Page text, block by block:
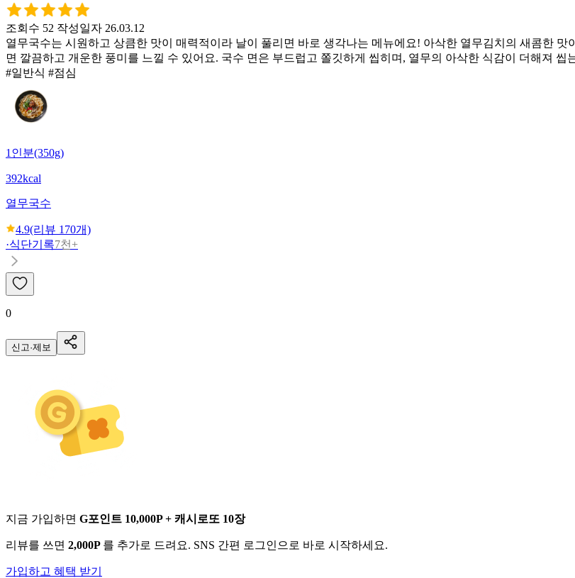
조회수 52 작성일자 26.03.12
열무국수는 시원하고 상큼한 맛이 매력적이라 날이 풀리면 바로 생각나는 메뉴에요! 아삭한 열무김치의 새콤한
면 깔끔하고 개운한 풍미를 느낄 수 있어요. 국수 면은 부드럽고 쫄깃하게 씹히며, 열무의 아삭한 식감이 더해져
#일반식 #점심
1인분(350g)
392kcal
열무국수
4.9(리뷰 170개)
·식단기록7천+
0
신고·제보
지금 가입하면 G포인트 10,000P + 캐시로또 10장
리뷰를 쓰면 2,000P 를 추가로 드려요. SNS 간편 로그인으로 바로 시작하세요.
가입하고 혜택 받기